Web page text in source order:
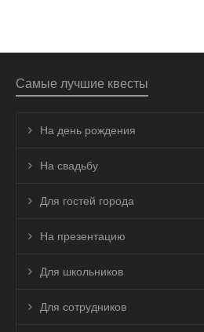
Самые лучшие квесты
На день рождения
На свадьбу
Для гостей города
На презентацию
Для школьников
Для сотрудников